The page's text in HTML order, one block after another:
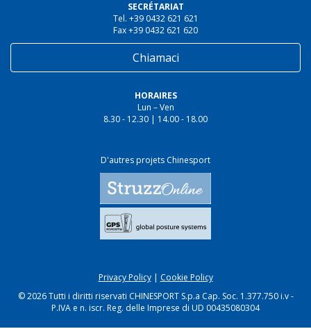
SECRÉTARIAT
Tel. +39 0432 621 621
Fax +39 0432 621 620
Chiamaci
HORAIRES
Lun – Ven
8.30 - 12.30 | 14.00 - 18.00
D'autres projets Chinesport
Privacy Policy| Cookie Policy
© 2026 Tutti i diritti riservati CHINESPORT S.p.a Cap. Soc. 1.377.750 i.v -
P.IVA e n. iscr. Reg. delle Imprese di UD 00435080304